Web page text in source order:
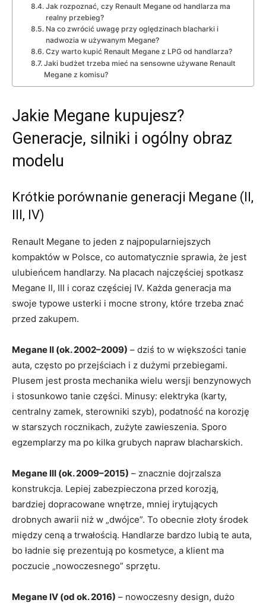
Jak rozpoznać, czy Renault Megane od handlarza ma
realny przebieg?
Na co zwrócić uwagę przy oględzinach blacharki i
nadwozia w używanym Megane?
Czy warto kupić Renault Megane z LPG od handlarza?
Jaki budżet trzeba mieć na sensowne używane Renault
Megane z komisu?
Jakie Megane kupujesz?
Generacje, silniki i ogólny obraz
modelu
Krótkie porównanie generacji Megane (II,
III, IV)
Renault Megane to jeden z najpopularniejszych
kompaktów w Polsce, co automatycznie sprawia, że jest
ulubieńcem handlarzy. Na placach najczęściej spotkasz
Megane II, III i coraz częściej IV. Każda generacja ma
swoje typowe usterki i mocne strony, które trzeba znać
przed zakupem.
Megane II (ok. 2002–2009) – dziś to w większości tanie
auta, często po przejściach i z dużymi przebiegami.
Plusem jest prosta mechanika wielu wersji benzynowych
i stosunkowo tanie części. Minusy: elektryka (karty,
centralny zamek, sterowniki szyb), podatność na korozję
w starszych rocznikach, zużyte zawieszenia. Sporo
egzemplarzy ma po kilka grubych napraw blacharskich.
Megane III (ok. 2009–2015) – znacznie dojrzalsza
konstrukcja. Lepiej zabezpieczona przed korozją,
bardziej dopracowane wnętrze, mniej irytujących
drobnych awarii niż w „dwójce”. To obecnie złoty środek
między ceną a trwałością. Handlarze bardzo lubią te auta,
bo ładnie się prezentują po kosmetyce, a klient ma
poczucie „nowoczesnego” sprzętu.
Megane IV (od ok. 2016) – nowoczesny design, dużo